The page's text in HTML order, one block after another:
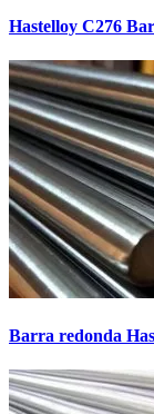
Hastelloy C276
Barra redonda